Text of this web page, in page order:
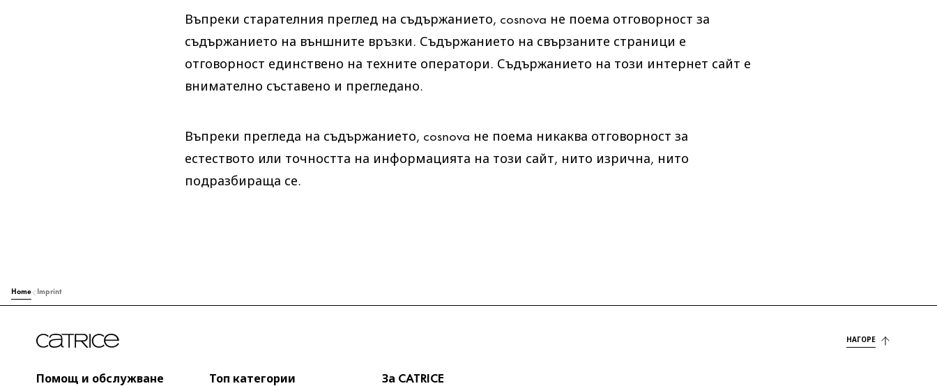
Въпреки старателния преглед на съдържанието, cosnova не поема отговорност за
съдържанието на външните връзки. Съдържанието на свързаните страници е
отговорност единствено на техните оператори. Съдържанието на този интернет сайт е
внимателно съставено и прегледано.
Въпреки прегледа на съдържанието, cosnova не поема никаква отговорност за
естеството или точността на информацията на този сайт, нито изрична, нито
подразбираща се.
Home Imprint
НАГОРЕ
Помощ и обслужване Топ категории За CATRICE